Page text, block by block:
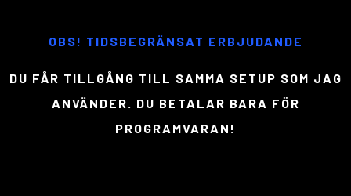
OBS! TIDSBEGRÄNSAT ERBJUDANDE
DU FÅR TILLGÅNG TILL SAMMA SETUP SOM JAG
ANVÄNDER. DU BETALAR BARA FÖR
PROGRAMVARAN!